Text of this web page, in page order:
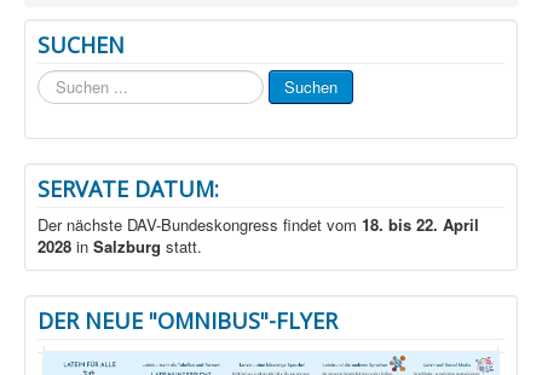
SUCHEN
Suchen
...
Suchen
SERVATE DATUM:
Der nächste DAV-Bundeskongress findet vom 18. bis 22. April
2028 in Salzburg statt.
DER NEUE "OMNIBUS"-FLYER